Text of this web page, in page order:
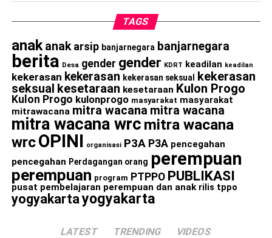
TAGS
anak anak arsip banjarnegara banjarnegara
berita Desa gender gender KDRT keadilan keadilan
kekerasan kekerasan kekerasan seksual
kekerasan
seksual kesetaraan kesetaraan Kulon Progo
Kulon Progo kulonprogo masyarakat masyarakat
mitrawacana mitra wacana mitra wacana
mitra wacana wrc mitra wacana
wrcOPINI organisasi P3A P3A pencegahan
pencegahan Perdagangan orang perempuan
perempuan program PTPPO PUBLIKASI
pusat pembelajaran perempuan dan anak rilis tppo
yogyakartayogyakarta
LATEST TRENDING VIDEOS